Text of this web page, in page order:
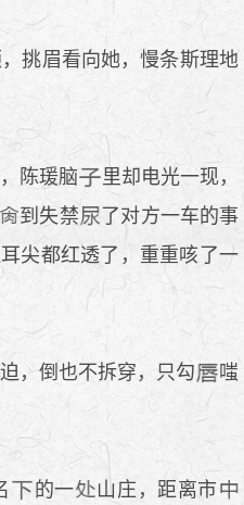
挑眉看向她，慢条斯理地
陈瑗脑
里却电光一现，
到失禁
了对方一车的事
尖都红透了，重重咳了一
，倒也不拆穿，只勾
嗤
的一
山庄，距离市